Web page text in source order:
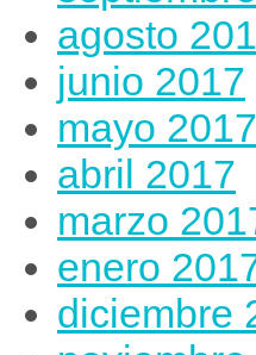
agosto
junio 2017
mayo 2017
abril 2017
marzo
enero
diciembre